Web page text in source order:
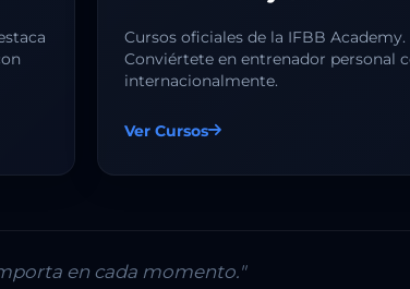
Cursos oficiales de la IFBB Academy.
Conviértete en entrenador personal
internacionalmente.
Ver Cursos
en cada momento."